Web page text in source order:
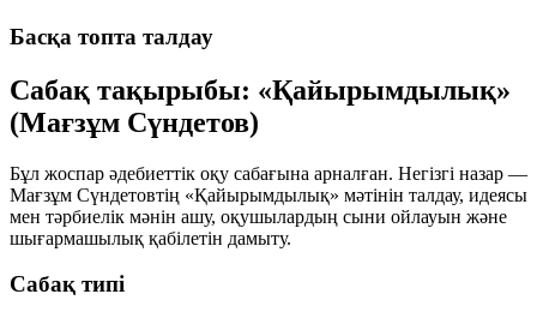
Басқа топта талдау
Сабақ тақырыбы: «Қайырымдылық»
(Мағзұм Сүндетов)
Бұл жоспар әдебиеттік оқу сабағына арналған. Негізгі назар —
Мағзұм Сүндетовтің «Қайырымдылық» мәтінін талдау, идеясы
мен тәрбиелік мәнін ашу, оқушылардың сыни ойлауын және
шығармашылық қабілетін дамыту.
Сабақ типі